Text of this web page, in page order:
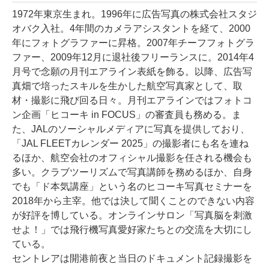
1972年東京生まれ。1996年に広告写真の株式会社スタジ
オバク入社。4年間のカメラアシスタントを経て、2000
年にフォトグラファーに昇格。2007年チーフフォトグラ
ファー、2009年12月に退社後フリーランスに。2014年4
月号で念願の月刊エアライン表紙を飾る。以降、広告写
真畑で培ったスキルを生かした航空写真家として、取
材・撮影に飛び回る日々。月刊エアラインではフォトコ
ン企画「ヒコーキ in FOCUS」の審査員も務める。ま
た、JALのソーシャルメディアに写真を提供しており、
「JAL FLEETカレンダー 2025」の撮影者にも名を連ね
るほか、航空会社のオフィシャル撮影を任される機会も
多い。クラブツーリズムで写真講師を務めるほか、自身
でも「ド本気講座」という名のヒコーキ写真セミナーを
2018年から主宰。他では決して聞くことのできない内容
が好評を博している。オンラインサロン「写真脳を刺激
せよ！」では飛行機写真愛好家たちとの交流を大切にし
ている。
セントレアは開港前夜と当日のドキュメント記録撮影を